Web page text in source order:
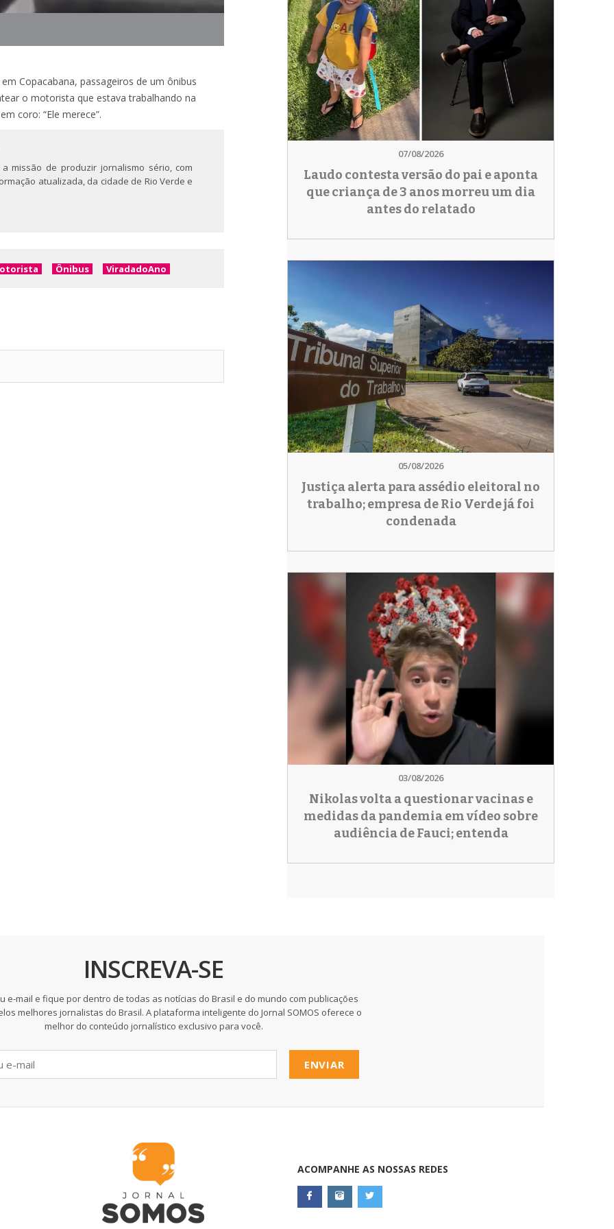
Copacabana, passageiros de um ônibus
o motorista que estava trabalhando na
coro: “Ele merece”.
missão de produzir jornalismo sério, com
atualizada, da cidade de Rio Verde e
Ônibus ViradadoAno
07/08/2026
Laudo contesta versão do pai e aponta
que criança de 3 anos morreu um dia
antes do relatado
05/08/2026
Justiça alerta para assédio eleitoral no
trabalho; empresa de Rio Verde já foi
condenada
03/08/2026
Nikolas volta a questionar vacinas e
medidas da pandemia em vídeo sobre
audiência de Fauci; entenda
INSCREVA-SE
e-mail e fique por dentro de todas as notícias do Brasil e do mundo com publicações
melhores jornalistas do Brasil. A plataforma inteligente do Jornal SOMOS oferece o
melhor do conteúdo jornalístico exclusivo para você.
ENVIAR
ACOMPANHE AS NOSSAS REDES